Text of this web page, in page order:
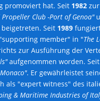
promoviert hat. Seit 1982
Club -Port of Genoa"
beigetreten. Seit 1989
member" in "The
zur Ausführung der
aufgenommen worden. Seit
. Er gewährleistet
als "expert witness" des
& Maritime Industries of